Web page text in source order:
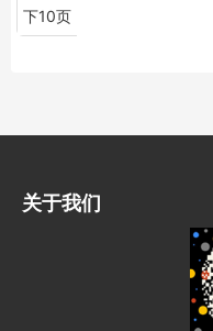
下10页
关于我们